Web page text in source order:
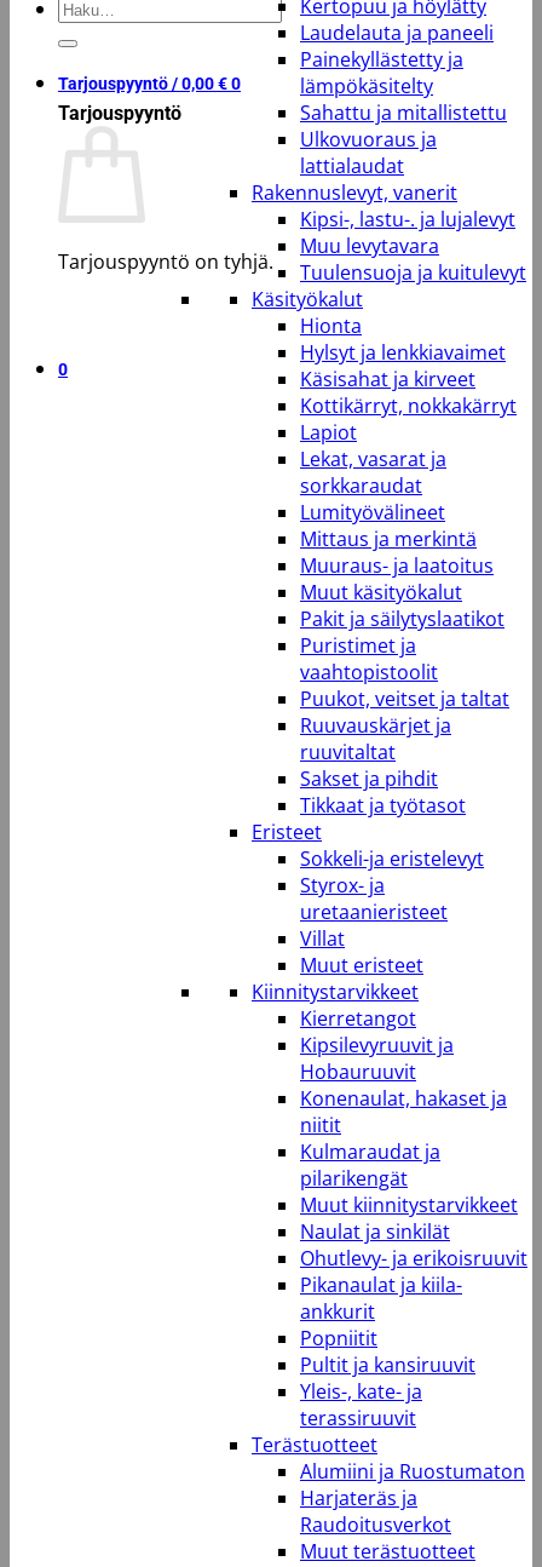
Etsi:
Tarjouspyyntö /0,00€0
Tarjouspyyntö
Tarjouspyyntö on tyhjä.
0
Kertopuu ja höylätty
Laudelauta ja paneeli
Painekyllästetty ja
lämpökäsitelty
Sahattu ja mitallistettu
Ulkovuoraus ja
lattialaudat
Rakennuslevyt, vanerit
Kipsi-, lastu-. ja lujalevyt
Muu levytavara
Tuulensuoja ja kuitulevyt
Käsityökalut
Hionta
Hylsyt ja lenkkiavaimet
Käsisahat ja kirveet
Kottikärryt, nokkakärryt
Lapiot
Lekat, vasarat ja
sorkkaraudat
Lumityövälineet
Mittaus ja merkintä
Muuraus- ja laatoitus
Muut käsityökalut
Pakit ja säilytyslaatikot
Puristimet ja
vaahtopistoolit
Puukot, veitset ja taltat
Ruuvauskärjet ja
ruuvitaltat
Sakset ja pihdit
Tikkaat ja työtasot
Eristeet
Sokkeli-ja eristelevyt
Styrox- ja
uretaanieristeet
Villat
Muut eristeet
Kiinnitystarvikkeet
Kierretangot
Kipsilevyruuvit ja
Hobauruuvit
Konenaulat, hakaset ja
niitit
Kulmaraudat ja
pilarikengät
Muut kiinnitystarvikkeet
Naulat ja sinkilät
Ohutlevy- ja erikoisruuvit
Pikanaulat ja kiila-
ankkurit
Popniitit
Pultit ja kansiruuvit
Yleis-, kate- ja
terassiruuvit
Terästuotteet
Alumiini ja Ruostumaton
Harjateräs ja
Raudoitusverkot
Muut terästuotteet